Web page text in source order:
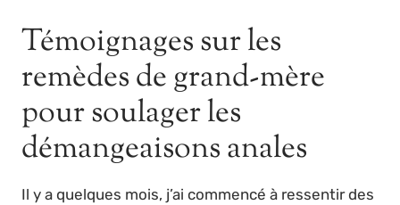
Témoignages sur les
remèdes de grand-mère
pour soulager les
démangeaisons anales
Il y a quelques mois, j’ai commencé à ressentir des